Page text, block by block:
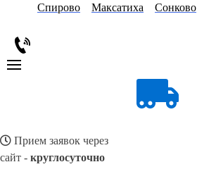
Спирово
Максатиха Сонково
Прием заявок через
сайт - круглосуточно